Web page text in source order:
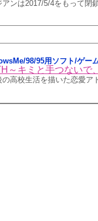
アンは2017/5/4をもって閉
98/95用ソフト/ゲー
～キミと手つないで
の高校生活を描いた恋愛ア